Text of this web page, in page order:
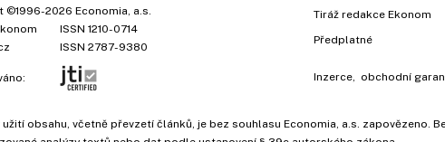
©1996-2026 Economia, a.s.
ISSN 1210-0714
ISSN 2787-9380
Tiráž redakce Ekonom
Předplatné
Inzerce , obchodní
obsahu, včetně převzetí článků, je bez souhlasu Economia, a.s. zapovězeno.